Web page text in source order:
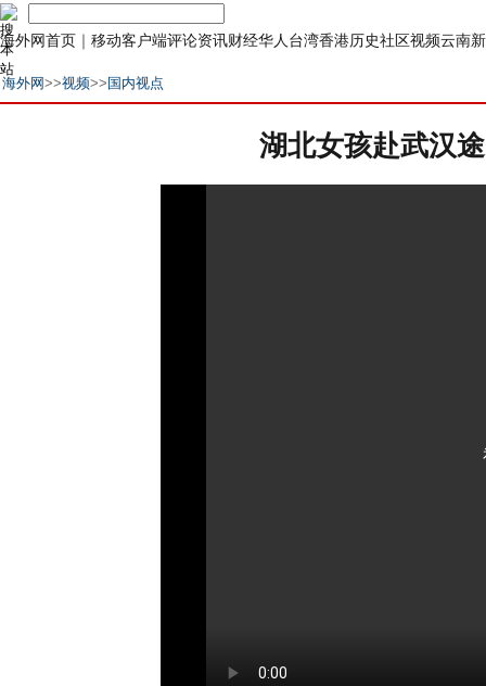
海外网首页 ｜ 移动客户端评论资讯财经华人 台湾香港历史社区视频云南
海外网>>视频>> 国内视点
湖北女孩赴武汉